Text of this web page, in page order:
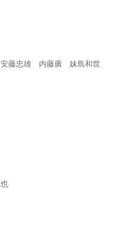
藤忠雄 内藤廣 妹島和世